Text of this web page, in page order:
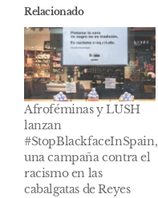
Relacionado
Afroféminas y LUSH
lanzan
#StopBlackfaceInSpain,
una campaña contra el
racismo en las
cabalgatas de Reyes